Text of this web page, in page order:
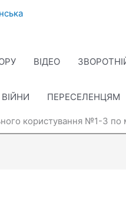
ВІДЕО
ПЕРЕСЕЛЕНЦЯМ
користування №1-3